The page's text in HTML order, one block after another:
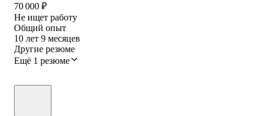
70 000 ₽
Не ищет работу
Общий опыт
10 лет 9 месяцев
Другие резюме
Ещё 1 резюме